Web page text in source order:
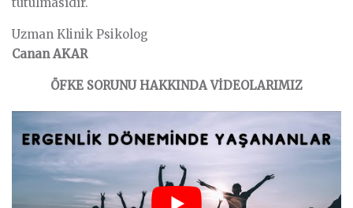
Uzman Klinik Psikolog
Canan AKAR
ÖFKE SORUNU HAKKINDA VİDEOLARIMIZ